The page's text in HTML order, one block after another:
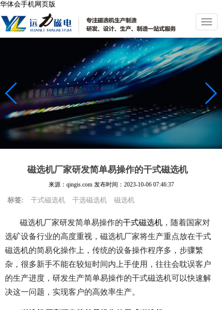
华体会手机网页版
切
换
导
航
磁选机厂家研发简单易操作的干式磁选机
来源：qingis.com 发布时间： 2023-10-06 07:46:37
标签: 干式磁选机 干选磁选机 磁选机
磁选机厂家研发简单易操作的干式磁选机 ，随着国家对
选矿设备行业的高度重视，磁选机厂家将生产重点放在干式
磁选机的简易化操作上，传统的设备操作程序多，步骤繁
杂，很多新手不能在较短时间内上手使用，往往会耽误客户
的生产进度，研发生产简单易操作的干式磁选机可以快速解
决这一问题，实现客户的高效率生产。